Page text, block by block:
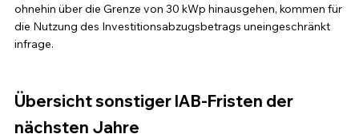
ohnehin über die Grenze von 30 kWp hinausgehen, kommen für
die Nutzung des Investitionsabzugsbetrags uneingeschränkt
infrage.
Übersicht sonstiger IAB-Fristen der
nächsten Jahre